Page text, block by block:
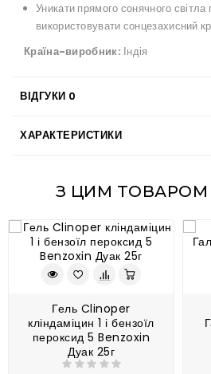
Уникати прямого сонячного світла
використовувати сонцезахисний
Країна-виробник: Індія
ВІДГУКИ 0
ХАРАКТЕРИСТИКИ
З ЦИМ
Гель Clinoper
кліндаміцин 1 і бензоїл
пероксид 5 Benzoxin
Дуак 25г